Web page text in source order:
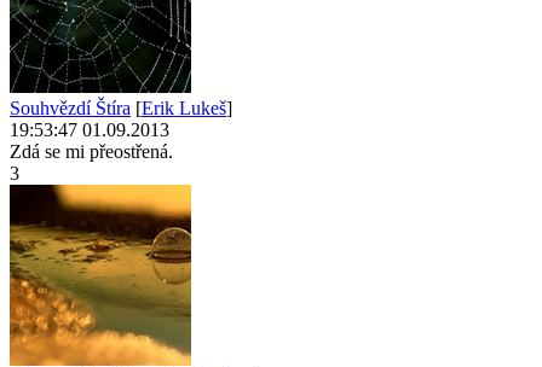
Souhvězdí Štíra [Erik Lukeš]
19:53:47 01.09.2013
Zdá se mi přeostřená.
3